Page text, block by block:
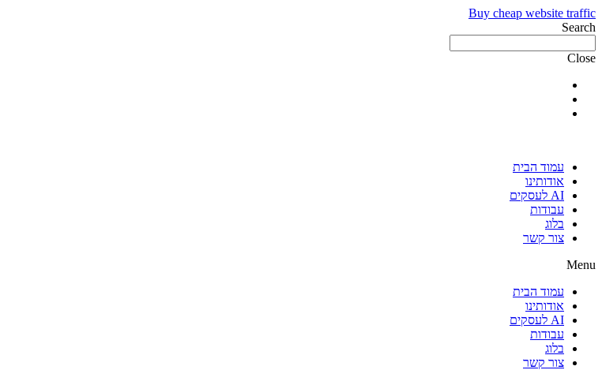
Buy cheap website traffic
Search
Close
עמוד הבית
אודותינו
AI לעסקים
עבודות
בלוג
צור קשר
Menu
עמוד הבית
אודותינו
AI לעסקים
עבודות
בלוג
צור קשר